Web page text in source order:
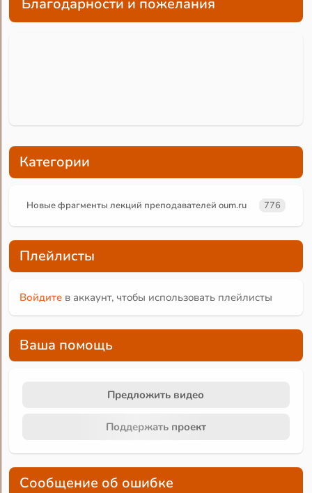
Категории
Новые фрагменты лекций преподавателей oum.ru 776
Плейлисты
Войдите в аккаунт, чтобы использовать плейлисты
Ваша помощь
Предложить видео
Поддержать проект
Сообщение об ошибке